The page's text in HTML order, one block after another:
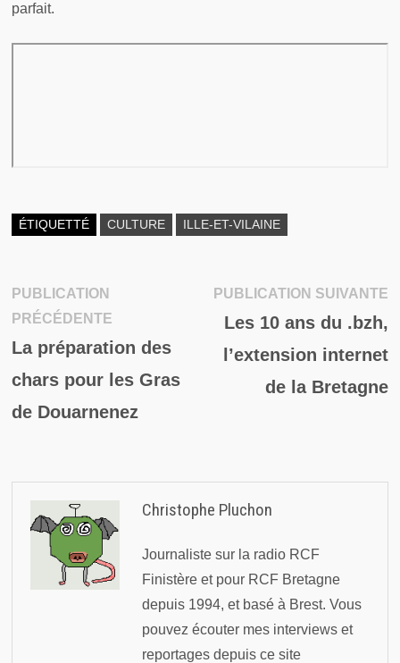
parfait.
ÉTIQUETTÉ CULTURE ILLE-ET-VILAINE
Navigation
de
l’article
PUBLICATION
PRÉCÉDENTEPublication
précédente :
La préparation des
chars pour les Gras
de Douarnenez
PUBLICATION SUIVANTE
Les 10 ans du .bzh,
l’extension internet
de la Bretagne
Christophe Pluchon
Journaliste sur la radio RCF
Finistère et pour RCF Bretagne
depuis 1994, et basé à Brest. Vous
pouvez écouter mes interviews et
reportages depuis ce site